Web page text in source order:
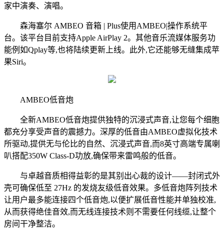
家中演奏、演唱。
森海塞尔 AMBEO 音箱 | Plus使用AMBEO|操作系统平
台。该平台目前支持Apple AirPlay 2。其他音乐流媒体服务功
能例如Qplay等,也将陆续更新上线。此外,它还能够无缝集成苹
果Siri。
AMBEO低音炮
全新AMBEO低音炮提供独特的沉浸式声音,让您每个细胞
都充分享受声音的震撼力。深厚的低音由AMBEO虚拟化技术
所驱动,提供无与伦比的自然、沉浸式声音,而8英寸高端专属喇
叭搭配350W Class-D功放,确保带来雷鸣般的低音。
与卓越音质相得益彰的是其别出心裁的设计——封闭式外
壳可确保低至 27Hz 的发烧友级低音效果。多低音炮阵列技术
让用户最多能连接四个低音炮,以便扩展低音性能并单独校准,
从而获得绝佳音效,而无线连接技术则不需要任何线缆,让整个
房间干净整洁。